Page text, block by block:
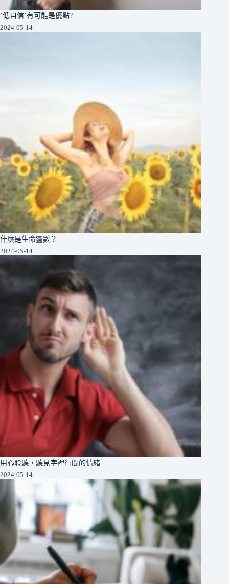
‘低自信’有可能是優點?
2024-05-14
什麼是生命靈數？
2024-05-14
用心聆聽，聽見字裡行間的情緒
2024-05-14